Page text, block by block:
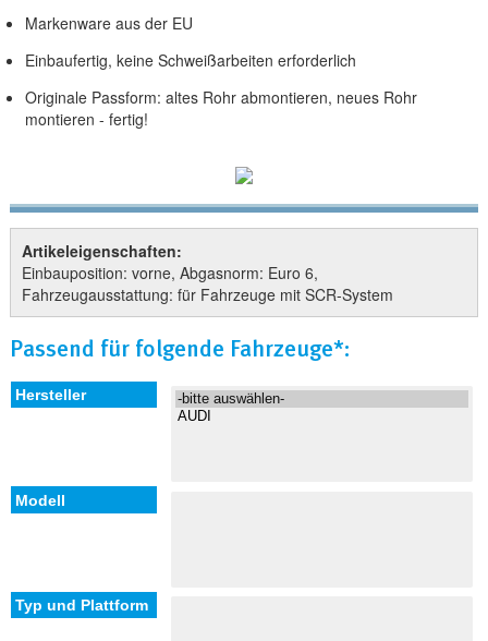
Markenware aus der EU
Einbaufertig, keine Schweißarbeiten erforderlich
Originale Passform: altes Rohr abmontieren, neues Rohr
montieren - fertig!
Artikeleigenschaften:
Einbauposition: vorne, Abgasnorm: Euro 6,
Fahrzeugausstattung: für Fahrzeuge mit SCR-System
Passend für folgende Fahrzeuge*: